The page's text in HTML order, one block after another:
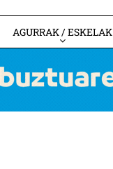
AGURRAK / ESKELAK